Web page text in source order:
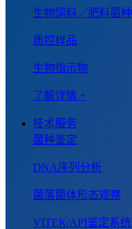
生物饲料／肥料菌种
质控样品
生物指示物
了解详情 +
技术服务
菌种鉴定
DNA序列分析
菌落菌体形态观察
VITEK/API鉴定系统